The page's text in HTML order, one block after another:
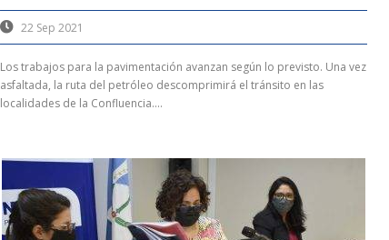
22 Sep 2021
Los trabajos para la pavimentación avanzan según lo previsto. Una vez
asfaltada, la ruta del petróleo descomprimirá el tránsito en las
localidades de la Confluencia....